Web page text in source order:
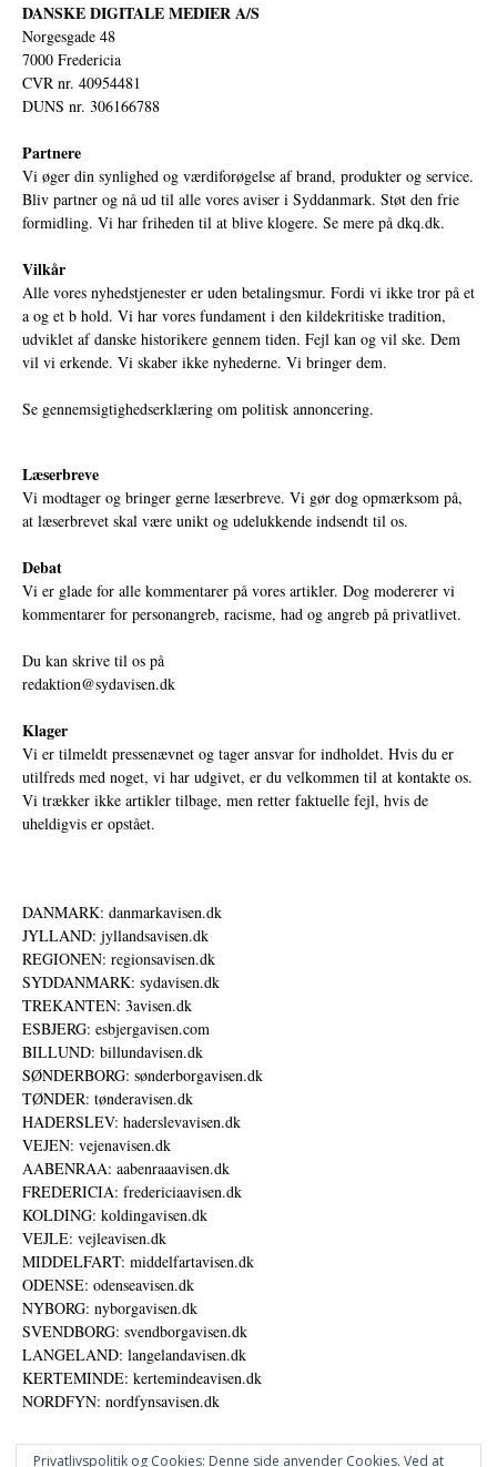
DANSKE DIGITALE MEDIER A/S
Norgesgade 48
7000 Fredericia
CVR nr. 40954481
DUNS nr. 306166788
Partnere
Vi øger din synlighed og værdiforøgelse af brand, produkter og service.
Bliv partner og nå ud til alle vores aviser i Syddanmark. Støt den frie
formidling. Vi har friheden til at blive klogere. Se mere på dkq.dk.
Vilkår
Alle vores nyhedstjenester er uden betalingsmur. Fordi vi ikke tror på et
a og et b hold. Vi har vores fundament i den kildekritiske tradition,
udviklet af danske historikere gennem tiden. Fejl kan og vil ske. Dem
vil vi erkende. Vi skaber ikke nyhederne. Vi bringer dem.
Se gennemsigtighedserklæring om politisk annoncering.
Læserbreve
Vi modtager og bringer gerne læserbreve. Vi gør dog opmærksom på,
at læserbrevet skal være unikt og udelukkende indsendt til os.
Debat
Vi er glade for alle kommentarer på vores artikler. Dog modererer vi
kommentarer for personangreb, racisme, had og angreb på privatlivet.
Du kan skrive til os på
redaktion@sydavisen.dk
Klager
Vi er tilmeldt pressenævnet og tager ansvar for indholdet. Hvis du er
utilfreds med noget, vi har udgivet, er du velkommen til at kontakte os.
Vi trækker ikke artikler tilbage, men retter faktuelle fejl, hvis de
uheldigvis er opstået.
DANMARK: danmarkavisen.dk
JYLLAND: jyllandsavisen.dk
REGIONEN: regionsavisen.dk
SYDDANMARK: sydavisen.dk
TREKANTEN: 3avisen.dk
ESBJERG: esbjergavisen.com
BILLUND: billundavisen.dk
SØNDERBORG: sønderborgavisen.dk
TØNDER: tønderavisen.dk
HADERSLEV: haderslevavisen.dk
VEJEN: vejenavisen.dk
AABENRAA: aabenraaavisen.dk
FREDERICIA: fredericiaavisen.dk
KOLDING: koldingavisen.dk
VEJLE: vejleavisen.dk
MIDDELFART: middelfartavisen.dk
ODENSE: odenseavisen.dk
NYBORG: nyborgavisen.dk
SVENDBORG: svendborgavisen.dk
LANGELAND: langelandavisen.dk
KERTEMINDE: kertemindeavisen.dk
NORDFYN: nordfynsavisen.dk
Privatlivspolitik og Cookies: Denne side anvender Cookies. Ved at